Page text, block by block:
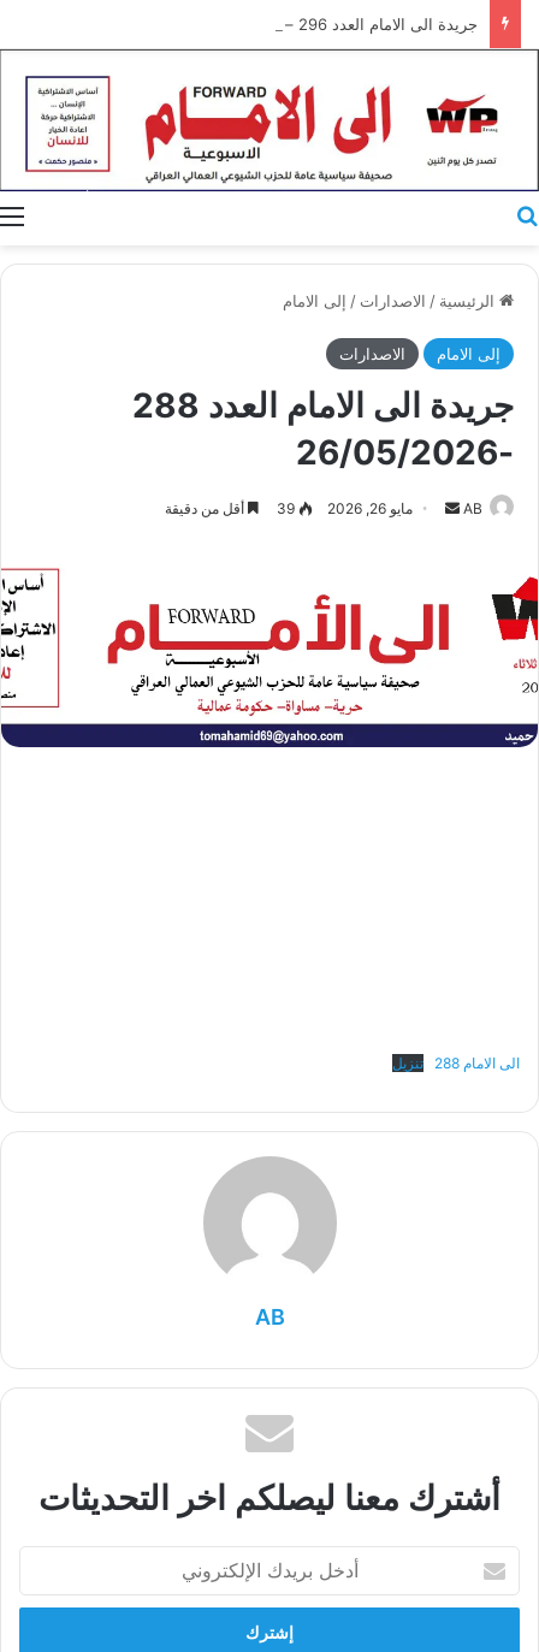
جريدة الى الامام العدد 296 – 28/07/2026
الرئيسية / الاصدارات / إلى الامام
إلى الامام الاصدارات
جريدة الى الامام العدد 288
-26/05/2026
AB
أرسل مايو 26, 2026 39 أقل من دقيقة
الى الامام 288 تنزيل
AB
أشترك معنا ليصلكم اخر التحديثات
بريدك
الإلكتروني